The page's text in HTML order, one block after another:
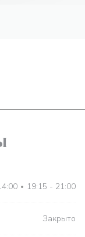
• 19:15 - 21:00
Закрыто